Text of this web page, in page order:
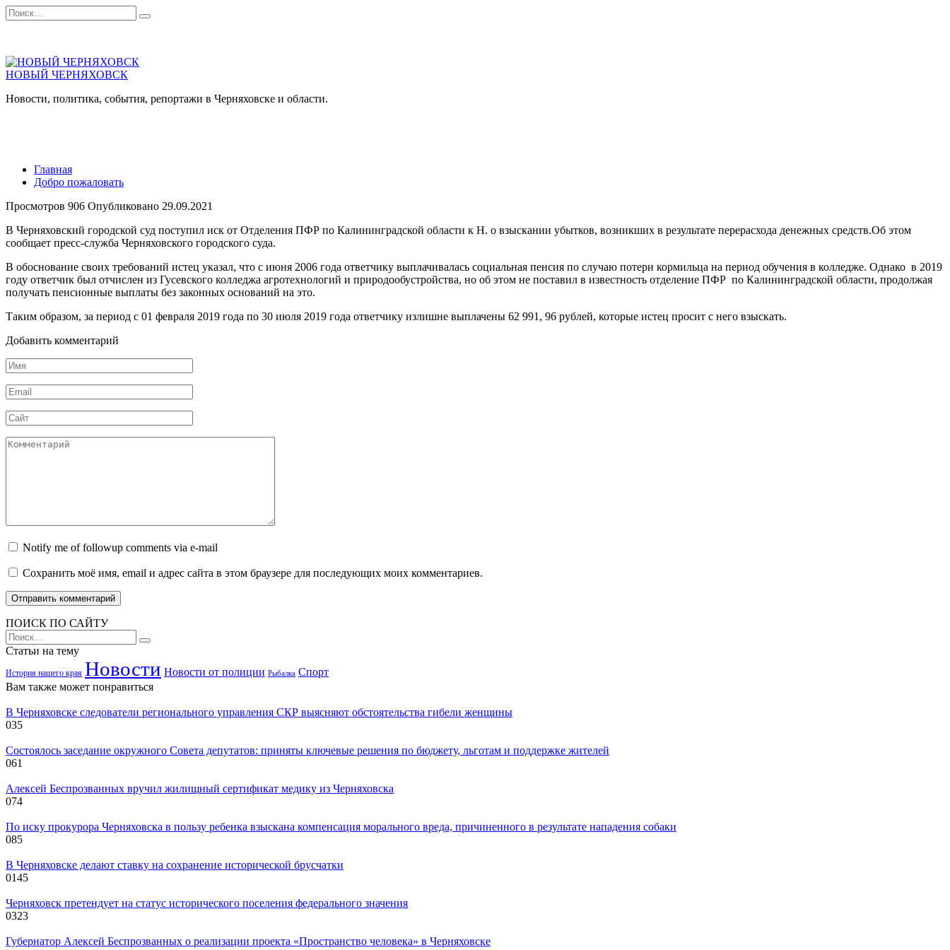
Перейти
к
Search
for:
НОВЫЙ ЧЕРНЯХОВСК
Новости, политика, события, репортажи в Черняховске и области.
Главная
Добро пожаловать
Просмотров 906 Опубликовано 29.09.2021
В Черняховский городской суд поступил иск от Отделения ПФР по Калининградской области к Н. о взыскании убытков, возникших в результате перерасхода денежных средств.Об этом
сообщает пресс-служба Черняховского городского суда.
В обоснование своих требований истец указал, что с июня 2006 года ответчику выплачивалась социальная пенсия по случаю потери кормильца на период обучения в колледже. Однако в 2019
году ответчик был отчислен из Гусевского колледжа агротехнологий и природообустройства, но об этом не поставил в известность отделение ПФР по Калининградской области, продолжая
получать пенсионные выплаты без законных оснований на это.
Таким образом, за период с 01 февраля 2019 года по 30 июля 2019 года ответчику излишне выплачены 62 991, 96 рублей, которые истец просит с него взыскать.
Добавить комментарий
Имя
Email
Сайт
Комментарий
Notify me of followup comments via e-mail
Сохранить моё имя, email и адрес сайта в этом браузере для последующих моих комментариев.
ПОИСК ПО САЙТУ
Search
for:
Статьи на тему
История нашего края Новости Новости от полиции Рыбалка Спорт
Вам также может понравиться
В Черняховске следователи регионального управления СКР выясняют обстоятельства гибели женщины
035
Состоялось заседание окружного Совета депутатов: приняты ключевые решения по бюджету, льготам и поддержке жителей
061
Алексей Беспрозванных вручил жилищный сертификат медику из Черняховска
074
По иску прокурора Черняховска в пользу ребенка взыскана компенсация морального вреда, причиненного в результате нападения собаки
085
В Черняховске делают ставку на сохранение исторической брусчатки
0145
Черняховск претендует на статус исторического поселения федерального значения
0323
Губернатор Алексей Беспрозванных о реализации проекта «Пространство человека» в Черняховске